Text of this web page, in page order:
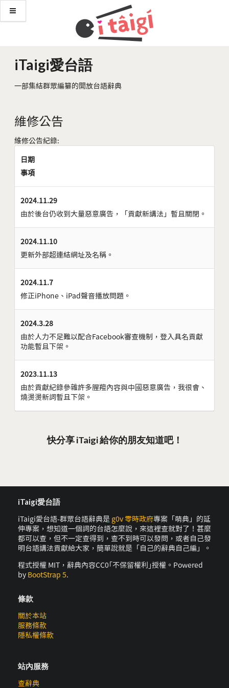
iTaigi愛台語
一部集結群眾編纂的開放台語辭典
維修公告
維修公告紀錄:
日期
事項
2024.11.29
由於後台仍收到大量惡意廣告，「貢獻新講法」暫且關閉。
2024.11.10
更新外部超連結網址及名稱。
2024.11.7
修正iPhone、iPad聲音播放問題。
2024.3.28
由於人力不足難以配合Facebook審查機制，登入具名貢獻
功能暫且下架。
2023.11.13
由於貢獻紀錄參雜許多腥羶內容與中國惡意廣告，我很會、
燒燙燙新詞暫且下架。
快分享 iTaigi 給你的朋友知道吧！
iTaigi愛台語
iTaigi愛台語-群眾台語辭典是 g0v 零時政府專案「萌典」的延
伸專案，想知道一個詞的台語怎麼說，來這裡查就對了！甚麼
都可以查，但不一定查得到，查不到時可以發問，或者自己發
明台語講法貢獻給大家，簡單說就是「自己的辭典自己編」。
程式授權 MIT，辭典內容CC0｢不保留權利｣授權。Powered
by BootStrap 5.
條款
關於本站
服務條款
隱私權條款
站內服務
查辭典